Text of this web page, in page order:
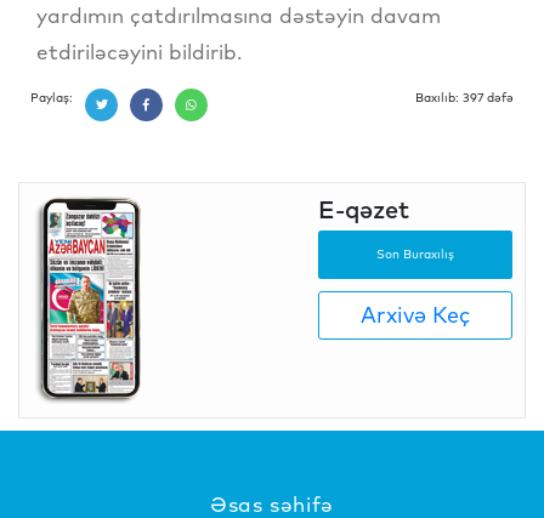
yardımın çatdırılmasına dəstəyin davam
etdiriləcəyini bildirib.
Paylaş: Baxılıb: 397 dəfə
E-qəzet
Son Buraxılış
Arxivə Keç
Əsas səhifə